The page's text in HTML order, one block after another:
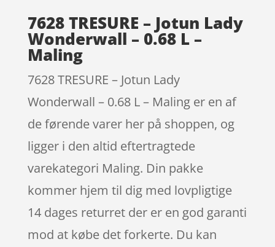
7628 TRESURE – Jotun Lady
Wonderwall – 0.68 L –
Maling
7628 TRESURE – Jotun Lady
Wonderwall – 0.68 L – Maling er en af
de førende varer her på shoppen, og
ligger i den altid eftertragtede
varekategori Maling. Din pakke
kommer hjem til dig med lovpligtige
14 dages returret der er en god garanti
mod at købe det forkerte. Du kan